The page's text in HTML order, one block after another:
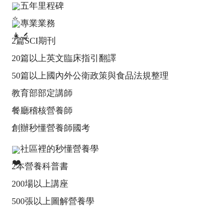
五年里程碑
專業業務
2篇SCI期刊
20篇以上英文臨床指引翻譯
50篇以上國內外公衛政策與食品法規整理
教育部部定講師
餐廳稽核營養師
創辦秒懂營養師國考
社區裡的秒懂營養學
2本營養科普書
200場以上講座
500張以上圖解營養學